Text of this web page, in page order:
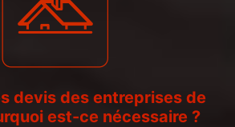
devis des entreprises de
est-ce nécessaire ?